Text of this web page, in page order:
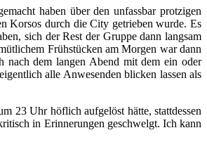
haben über den unfassbar protzigen
Korsos durch die City getrieben wurde. Es
sich der Rest der Gruppe dann langsam
Frühstücken am Morgen war dann
nach dem langen Abend mit dem ein oder
alle Anwesenden blicken lassen als
23 Uhr höflich aufgelöst hätte, stattdessen
in Erinnerungen geschwelgt. Ich kann